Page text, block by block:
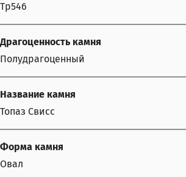
Tp546
Драгоценность камня
Полудрагоценный
Название камня
Топаз Свисс
Форма камня
Овал